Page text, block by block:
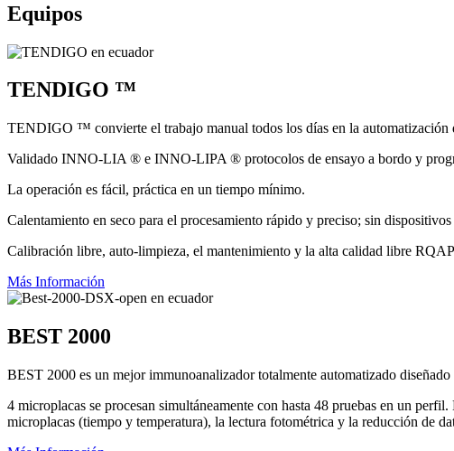
Equipos
TENDIGO ™
TENDIGO ™ convierte el trabajo manual todos los días en la automatización
Validado INNO-LIA ® e INNO-LIPA ® protocolos de ensayo a bordo y
La operación es fácil, práctica en un tiempo mínimo.
Calentamiento en seco para el procesamiento rápido y preciso; sin
Calibración libre, auto-limpieza, el mantenimiento y la alta calidad libre
Más Información
BEST 2000
BEST 2000 es un mejor immunoanalizador totalmente automatizado
4 microplacas se procesan simultáneamente con hasta 48 pruebas en un
microplacas (tiempo y temperatura), la lectura fotométrica y la reducción de